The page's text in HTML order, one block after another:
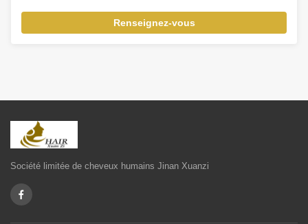
Renseignez-vous
Société limitée de cheveux humains Jinan Xuanzi